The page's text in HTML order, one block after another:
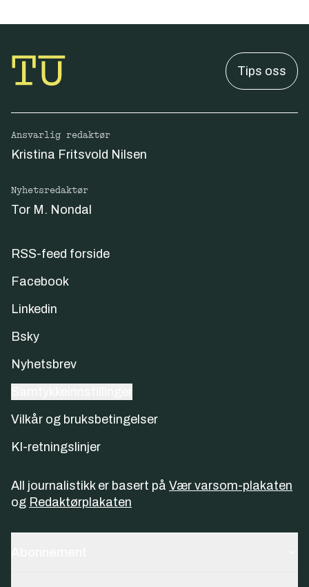
Tips oss
Ansvarlig redaktør
Kristina Fritsvold Nilsen
Nyhetsredaktør
Tor M. Nondal
RSS-feed forside
Facebook
Linkedin
Bsky
Nyhetsbrev
Vilkår og bruksbetingelser
KI-retningslinjer
All journalistikk er basert på Vær varsom-plakaten
og Redaktørplakaten